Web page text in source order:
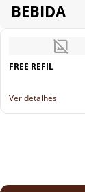
BEBIDA
FREE REFIL
Ver detalhes